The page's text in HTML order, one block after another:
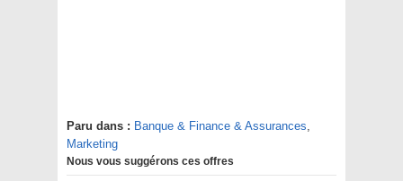
Paru dans : Banque & Finance & Assurances,
Marketing
Nous vous suggérons ces offres